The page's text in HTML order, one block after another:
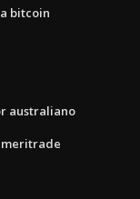
bitcoin
australiano